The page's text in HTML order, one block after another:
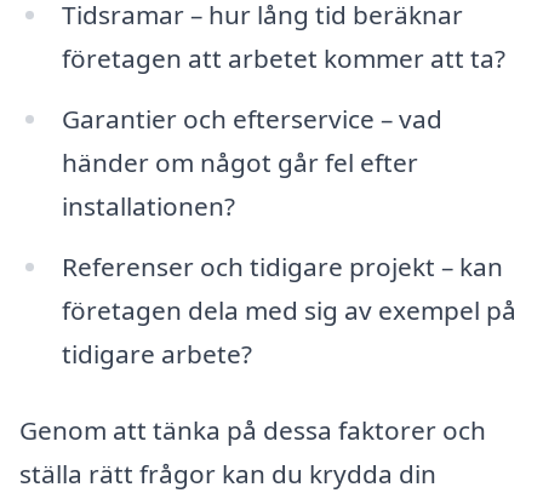
Tidsramar – hur lång tid beräknar
företagen att arbetet kommer att ta?
Garantier och efterservice – vad
händer om något går fel efter
installationen?
Referenser och tidigare projekt – kan
företagen dela med sig av exempel på
tidigare arbete?
Genom att tänka på dessa faktorer och
ställa rätt frågor kan du krydda din